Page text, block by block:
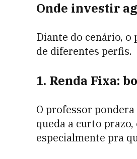
Onde investir
Diante do cenário, o
de diferentes perfis.
1. Renda Fixa:
O professor
queda a curto
especialmente pra